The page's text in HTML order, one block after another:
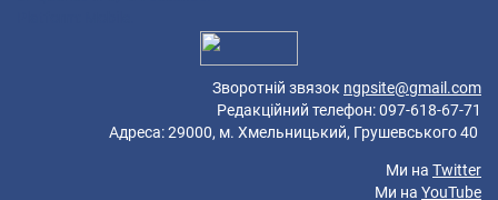
Зворотній звязок ngpsite@gmail.com
Редакційний телефон: 097-618-67-71
Адреса: 29000, м. Хмельницький, Грушевського 40
Ми на Twitter
Ми на YouTube